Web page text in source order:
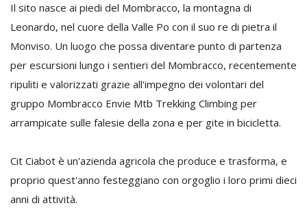
Il sito nasce ai piedi del Mombracco, la montagna di
Leonardo, nel cuore della Valle Po con il suo re di pietra il
Monviso. Un luogo che possa diventare punto di partenza
per escursioni lungo i sentieri del Mombracco, recentemente
ripuliti e valorizzati grazie all'impegno dei volontari del
gruppo Mombracco Envie Mtb Trekking Climbing per
arrampicate sulle falesie della zona e per gite in bicicletta.
Cit Ciabot è un'azienda agricola che produce e trasforma, e
proprio quest'anno festeggiano con orgoglio i loro primi dieci
anni di attività.